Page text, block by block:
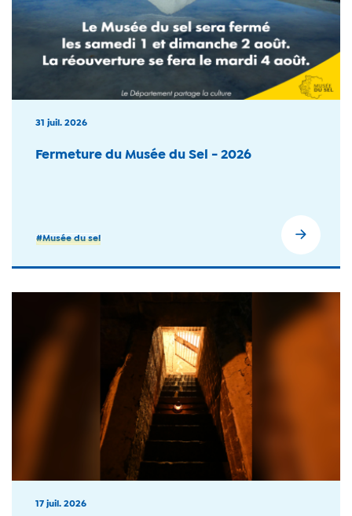
31 juil. 2026
Fermeture du Musée du Sel - 2026
#Musée du sel
17 juil. 2026